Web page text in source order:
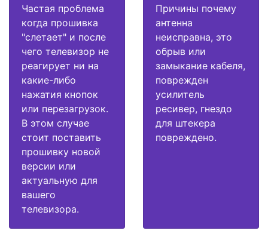
Частая проблема
когда прошивка
"слетает" и после
чего телевизор не
реагирует ни на
какие-либо
нажатия кнопок
или перезагрузок.
В этом случае
стоит поставить
прошивку новой
версии или
актуальную для
вашего
телевизора.
Причины почему
антенна
неисправна, это
обрыв или
замыкание кабеля,
поврежден
усилитель
ресивер, гнездо
для штекера
повреждено.